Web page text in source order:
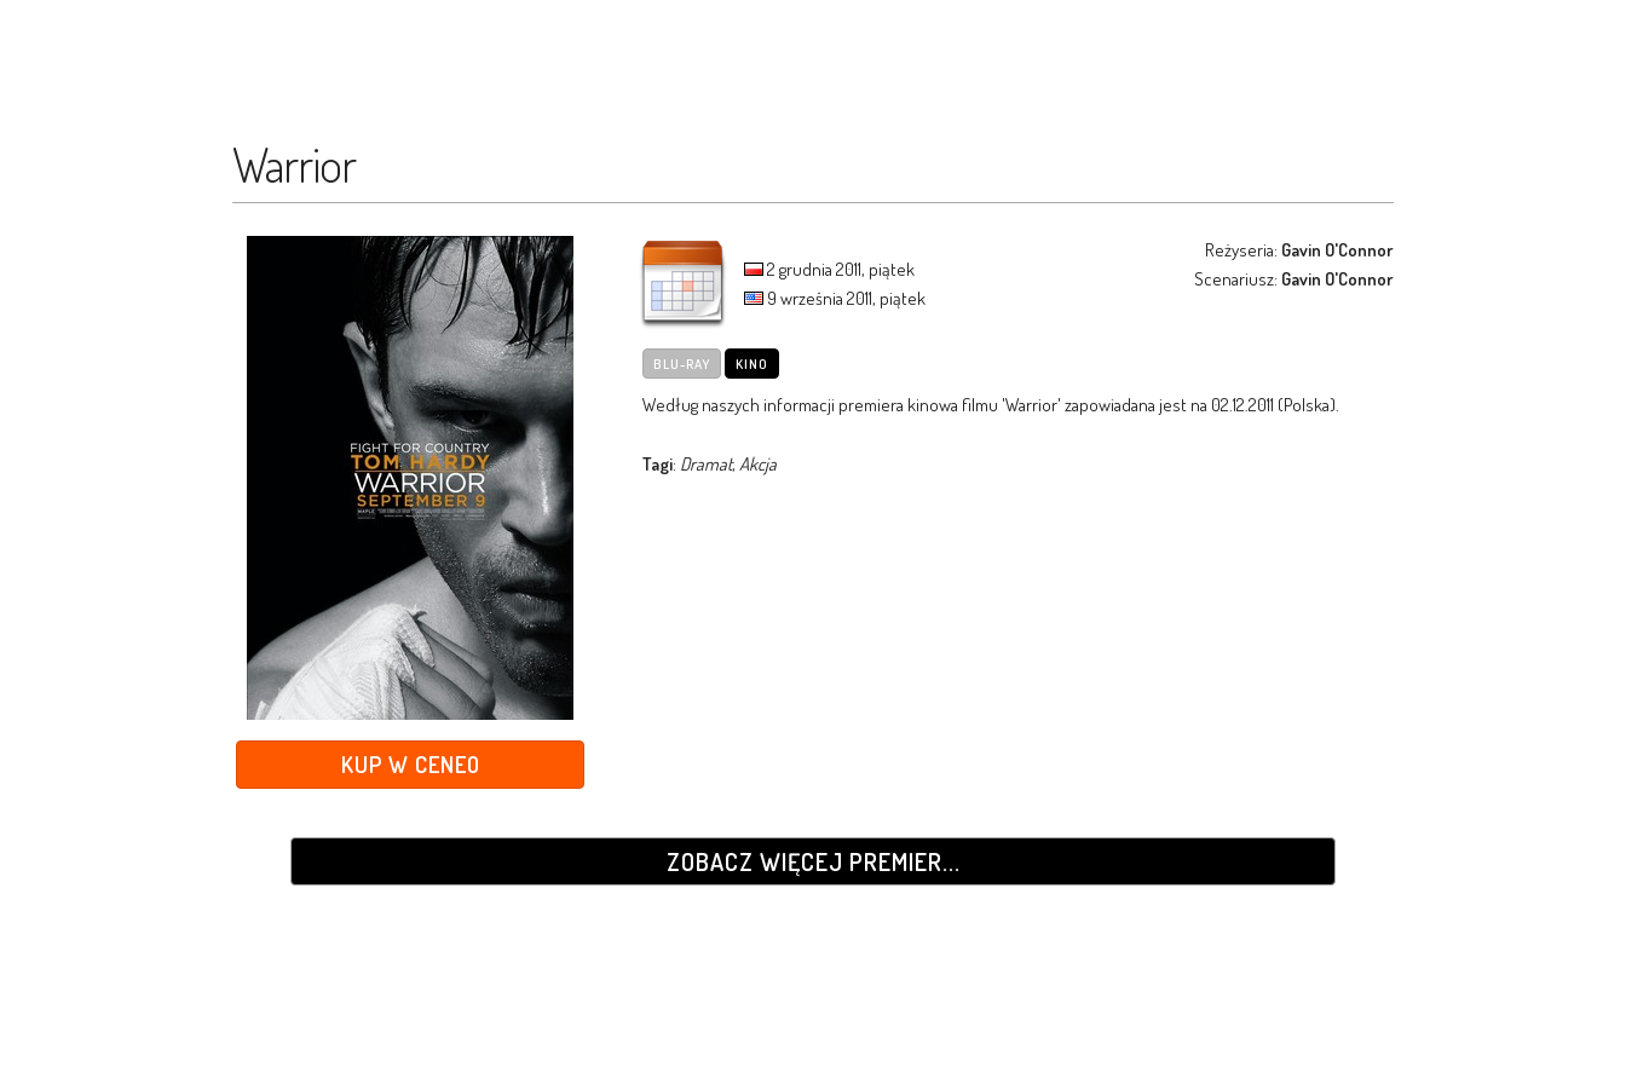
Warrior
KUP W CENEO
2 grudnia 2011, piątek
9 września 2011, piątek
Reżyseria: Gavin O'Connor
Scenariusz: Gavin O'Connor
BLU-RAY KINO
Według naszych informacji premiera kinowa filmu 'Warrior' zapowiadana jest na 02.12.2011 (Polska).
Tagi: Dramat, Akcja
ZOBACZ WIĘCEJ PREMIER...